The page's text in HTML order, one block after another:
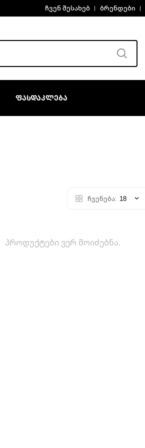
ჩვენ შესახებ ბრენდები
ᲤᲐᲡᲓᲐᲙᲚᲔᲑᲐ
ჩვენება: 18
პროდუქტები ვერ მოიძებნა.